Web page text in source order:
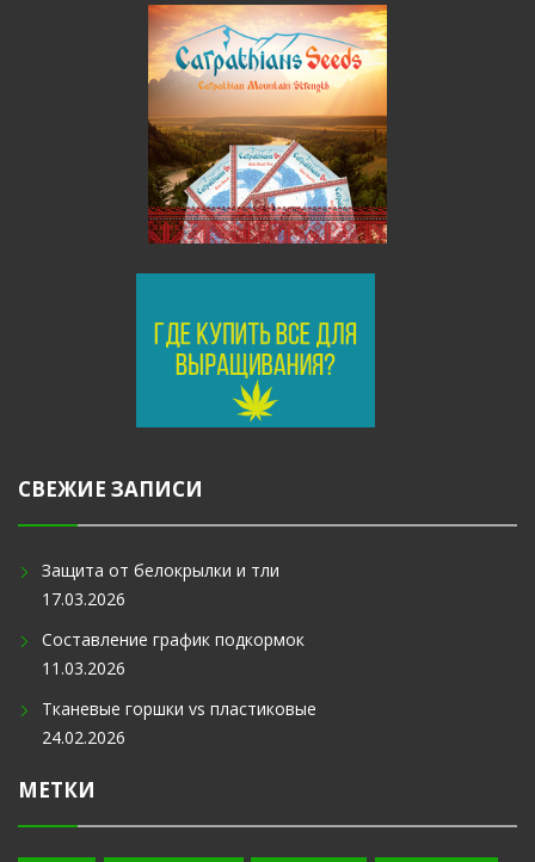
СВЕЖИЕ ЗАПИСИ
Защита от белокрылки и тли
17.03.2026
Составление график подкормок
11.03.2026
Тканевые горшки vs пластиковые
24.02.2026
МЕТКИ